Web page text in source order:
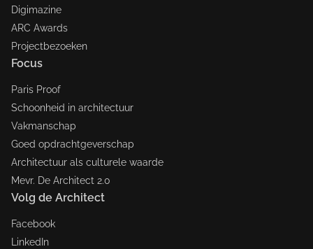
Digimazine
ARC Awards
Projectbezoeken
Focus
Paris Proof
Schoonheid in architectuur
Vakmanschap
Goed opdrachtgeverschap
Architectuur als culturele waarde
Mevr. De Architect 2.0
Volg de Architect
Facebook
LinkedIn